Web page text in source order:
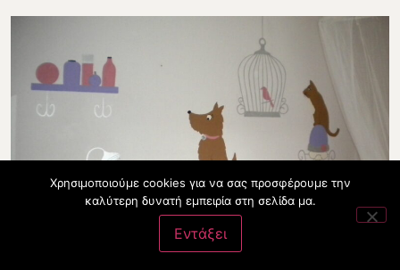
Χρησιμοποιούμε cookies για να σας προσφέρουμε την
καλύτερη δυνατή εμπειρία στη σελίδα μα.
Εντάξει